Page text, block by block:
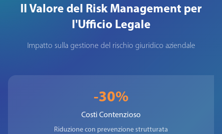
Il Valore del Risk Management per
l'Ufficio Legale
Impatto sulla gestione del rischio giuridico aziendale
-30%
Costi Contenzioso
Riduzione con prevenzione strutturata